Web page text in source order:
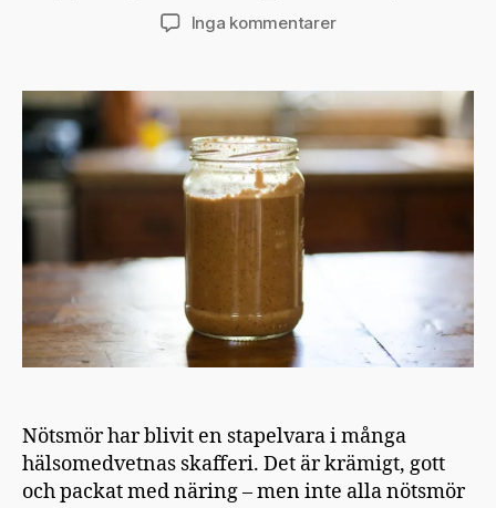
Inga kommentarertill
är
nyttigast?
En
guide
Nötsmör har blivit en stapelvara i många
hälsomedvetnas skafferi. Det är krämigt, gott
och packat med näring – men inte alla nötsmör